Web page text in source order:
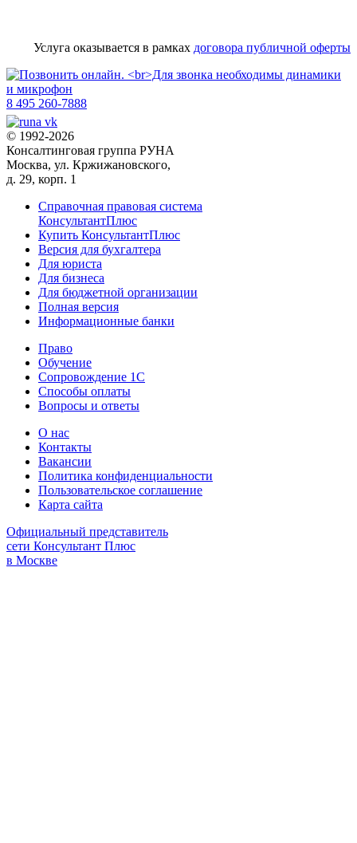
Услуга оказывается в рамках договора публичной оферты
8 495 260-7888
© 1992-2026
Консалтинговая группа РУНА
Москва, ул. Кржижановского,
д. 29, корп. 1
Справочная правовая система
КонсультантПлюс
Купить КонсультантПлюс
Версия для бухгалтера
Для юриста
Для бизнеса
Для бюджетной организации
Полная версия
Информационные банки
Право
Обучение
Сопровождение 1С
Способы оплаты
Вопросы и ответы
О нас
Контакты
Вакансии
Политика конфиденциальности
Пользовательское соглашение
Карта сайта
Официальный представитель
сети Консультант Плюс
в Москве